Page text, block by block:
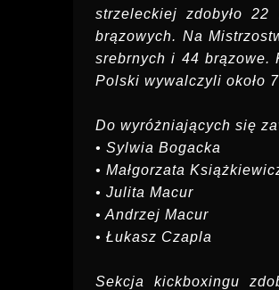
strzeleckiej zdobyło
brązowych. Na
srebrnych i 44 brązowe.
Polski wywalczyli około
Do wyróżniających się
• Sylwia Bogacka
• Małgorzata
• Julita Macur
• Andrzej Macur
• Łukasz Czapla
Sekcja kickboxingu